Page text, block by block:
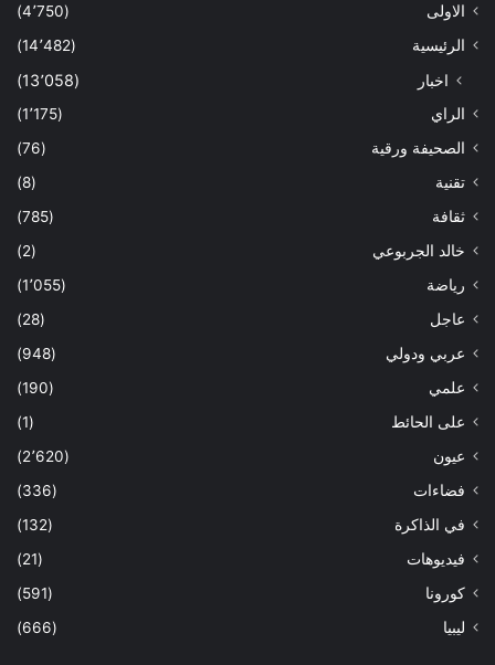
الاولى
(4٬750)
الرئيسية
(14٬482)
اخبار (13٬058)
الراي
(1٬175)
الصحيفة ورقية
(76)
تقنية
(8)
ثقافة
(785)
خالد الجربوعي
(2)
رياضة
(1٬055)
عاجل
(28)
عربي ودولي
(948)
علمي
(190)
على الحائط
(1)
عيون
(2٬620)
فضاءات
(336)
في الذاكرة
(132)
فيديوهات
(21)
كورونا
(591)
ليبيا
(666)